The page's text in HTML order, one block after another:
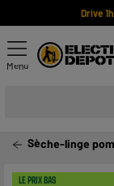
Drive
Menu
Sèche-linge
LE PRIX BAS